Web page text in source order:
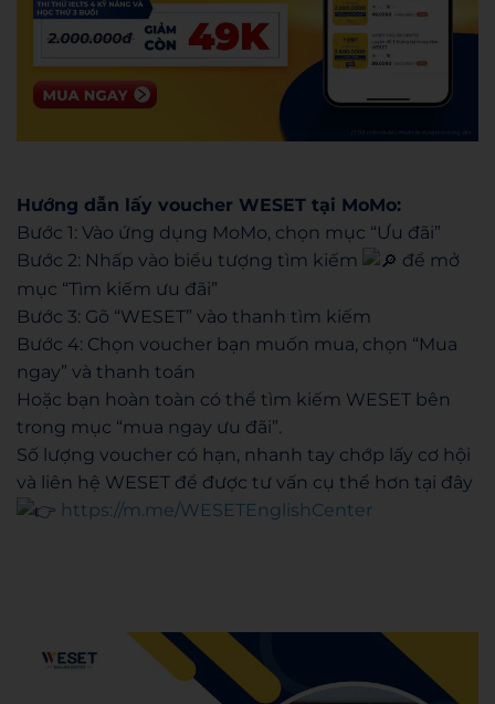
Hướng dẫn lấy voucher WESET tại MoMo:
Bước 1: Vào ứng dụng MoMo, chọn mục “Ưu đãi”
Bước 2: Nhấp vào biểu tượng tìm kiếm
để mở
mục “Tìm kiếm ưu đãi”
Bước 3: Gõ “WESET” vào thanh tìm kiếm
Bước 4: Chọn voucher bạn muốn mua, chọn “Mua
ngay” và thanh toán
Hoặc bạn hoàn toàn có thể tìm kiếm WESET bên
trong mục “mua ngay ưu đãi”.
Số lượng voucher có hạn, nhanh tay chớp lấy cơ hội
và liên hệ WESET để được tư vấn cụ thể hơn tại đây
https://m.me/WESETEnglishCenter